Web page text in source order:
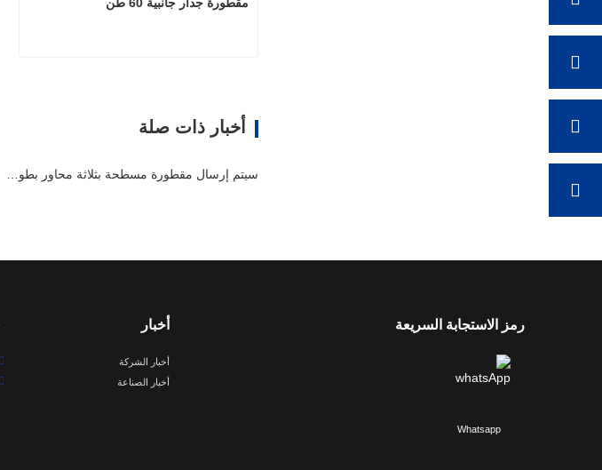
أخبار ذات صلة
أخبار
أخبار الشركة
أخبار الصناعة
رمز الاستجابة السريعة
Whatsapp